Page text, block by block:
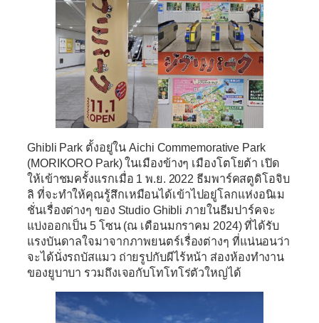
Ghibli Parkตั้งอยู่ใน Aichi Commemorative Park
(MORIKORO Park) ในเมืองข้างๆ เมืองโตโยต้า เปิด
ให้เข้าชมครั้งแรกเมื่อ 1 พ.ย. 2022 ธีมพาร์คสตูดิโอจิบ
ลิ ที่จะทำให้คุณรู้สึกเหมือนได้เข้าไปอยู่โลกแห่งอนิเม
ชั่นเรื่องต่างๆ ของ Studio Ghibli ภายในธีมปาร์คจะ
แบ่งออกเป็น 5 โซน (ณ เดือนมกราคม 2024) ที่ได้รับ
แรงบันดาลใจมาจากภาพยนตร์เรื่องต่างๆ ที่แน่นอนว่า
จะได้นั่งรถบัสแมว ถ่ายรูปกับผีไร้หน้า ส่องห้องทำงาน
ของยูบาบา รวมถึงเจอกับโทโทโร่ตัวใหญ่ได้